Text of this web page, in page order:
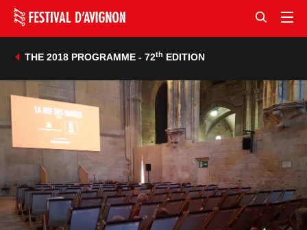
THE 2018 PROGRAMME - 72th EDITION